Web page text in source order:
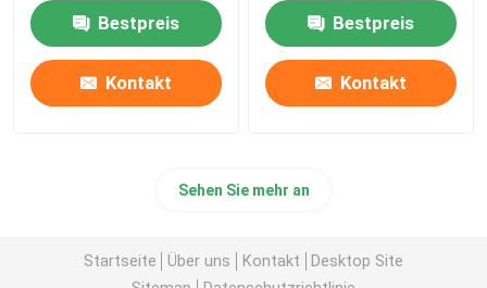
Bestpreis
Kontakt
Bestpreis
Kontakt
Sehen Sie mehr an
Startseite Über uns Kontakt
Desktop Site